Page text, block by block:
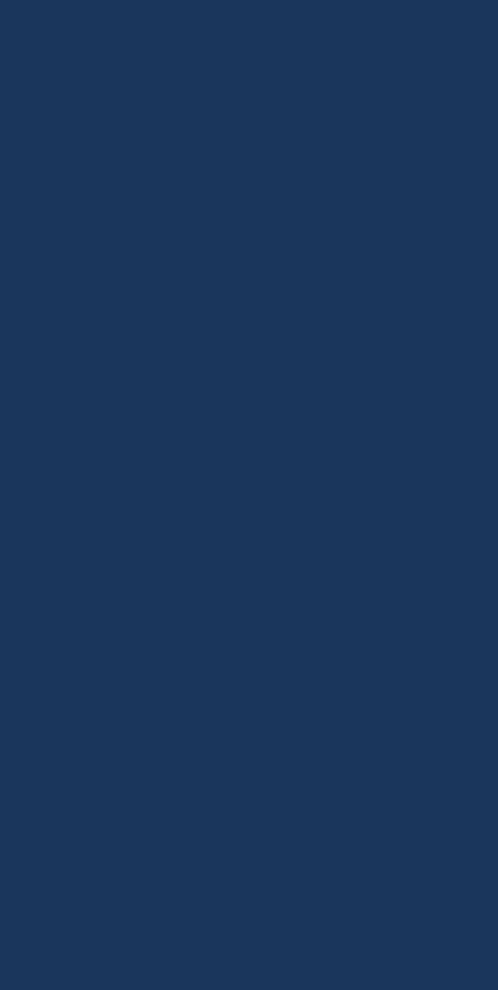
Miary maksymalne odpowiadające dodatnim
Miary maksymalne odpowiadające dodatnim
Asymptotyczna stabilność operatorów Markowa
O asymptotycznej stabilności operatorów liniowych na
O asymptotycznej stabilności operatorów liniowych na
O pewnym problemie Ö. STENFLO. Referat na
O pewnym problemie Ö. STENFLO. Referat na
Martyngałowe podejście T.Figla do ograniczoności
Kontynuacja referatu z 27.XI.2025, 4.XII.2025 oraz